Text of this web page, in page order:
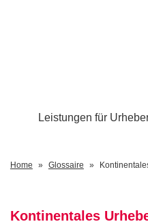
Leistungen für
Home Glossaire
Kontinentales